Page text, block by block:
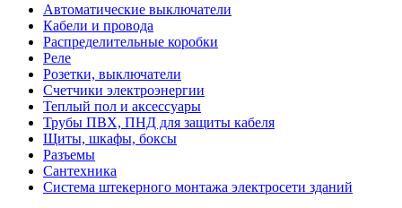
Автоматические выключатели
Кабели и провода
Распределительные коробки
Реле
Розетки, выключатели
Счетчики электроэнергии
Теплый пол и аксессуары
Трубы ПВХ, ПНД для защиты кабеля
Щиты, шкафы, боксы
Разъемы
Сантехника
Система штекерного монтажа электросети зданий